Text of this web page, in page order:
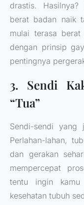
drastis.
berat badan naik
mulai terasa
dengan prinsip
pentingnya
3. Sendi
“Tua”
Sendi-sendi yang
Perlahan-lahan,
dan gerakan
mempercepat
tentu ingin
kesehatan tubuh